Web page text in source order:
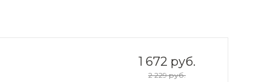
1 672 руб.
2 229 руб.